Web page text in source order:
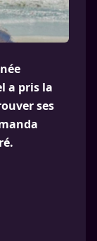
a pris la
ses